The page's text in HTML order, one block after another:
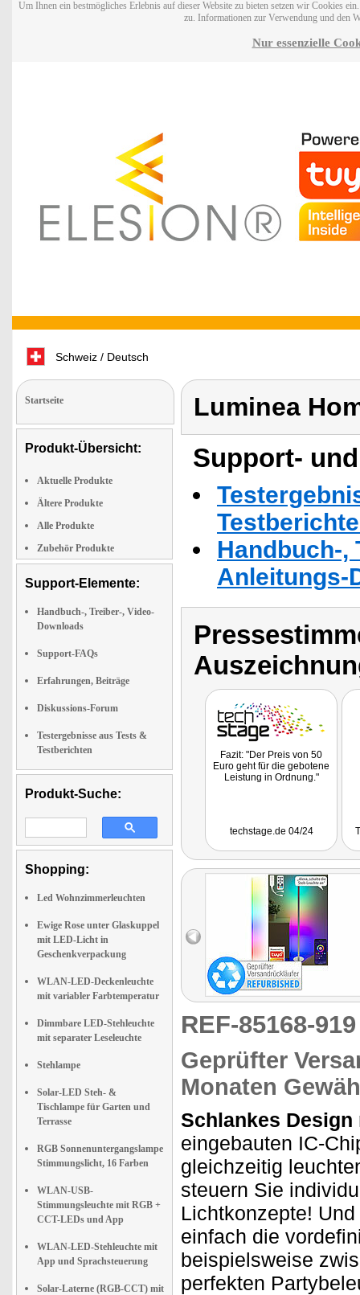
Um Ihnen ein bestmögliches Erlebnis auf dieser Website zu bieten setzen wir Cookies
zu. Informationen zur Verwendung und den
Nur essenzielle
Schweiz / Deutsch
Startseite
Produkt-Übersicht:
Aktuelle Produkte
Ältere Produkte
Alle Produkte
Zubehör Produkte
Support-Elemente:
Handbuch-, Treiber-, Video-
Downloads
Support-FAQs
Erfahrungen, Beiträge
Diskussions-Forum
Testergebnisse aus Tests &
Testberichten
Produkt-Suche:
Shopping:
Led Wohnzimmerleuchten
Ewige Rose unter Glaskuppel
mit LED-Licht in
Geschenkverpackung
WLAN-LED-Deckenleuchte
mit variabler Farbtemperatur
Dimmbare LED-Stehleuchte
mit separater Leseleuchte
Stehlampe
Solar-LED Steh- &
Tischlampe für Garten und
Terrasse
RGB Sonnenuntergangslampe
Stimmungslicht, 16 Farben
WLAN-USB-
Stimmungsleuchte mit RGB +
CCT-LEDs und App
WLAN-LED-Stehleuchte mit
App und Sprachsteuerung
Solar-Laterne (RGB-CCT) mit
Luminea
Support-
Handbuch-,
Anleitungs-
Fazit: "Der Preis von 50
Euro geht für die gebotene
Leistung in Ordnung."
techstage.de 04/24
REF-85168-
Geprüfter
Monaten
Schlankes
eingebauten IC-
gleichzeitig
steuern Sie
Lichtkonzepte!
einfach die
beispielsweise
perfekten